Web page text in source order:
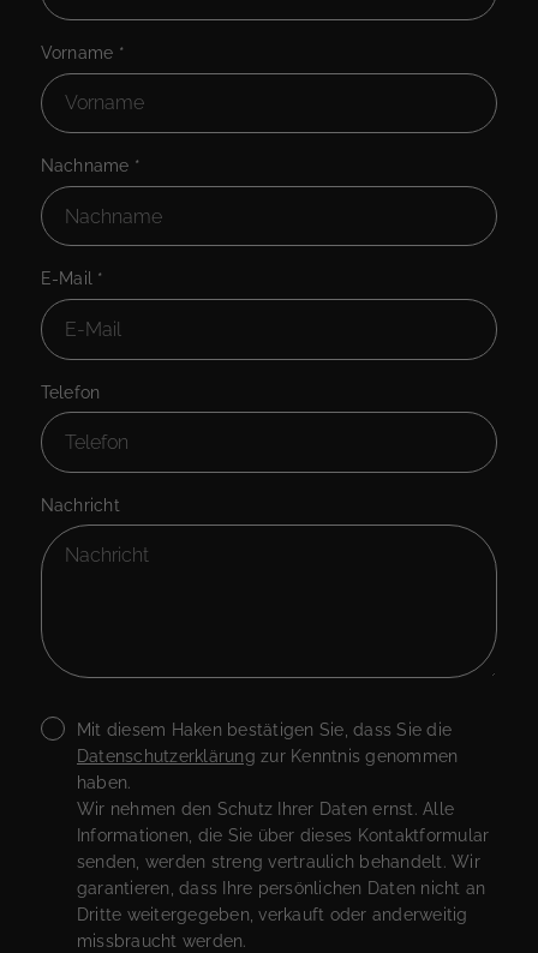
Vorname *
Nachname *
E-Mail *
Telefon
Nachricht
Mit diesem Haken bestätigen Sie, dass Sie die
Datenschutzerklärung zur Kenntnis genommen
haben.
Wir nehmen den Schutz Ihrer Daten ernst. Alle
Informationen, die Sie über dieses Kontaktformular
senden, werden streng vertraulich behandelt. Wir
garantieren, dass Ihre persönlichen Daten nicht an
Dritte weitergegeben, verkauft oder anderweitig
missbraucht werden.